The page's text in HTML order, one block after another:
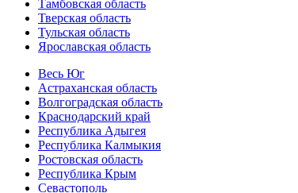
Тамбовская область
Тверская область
Тульская область
Ярославская область
Весь Юг
Астраханская область
Волгоградская область
Краснодарский край
Республика Адыгея
Республика Калмыкия
Ростовская область
Республика Крым
Севастополь